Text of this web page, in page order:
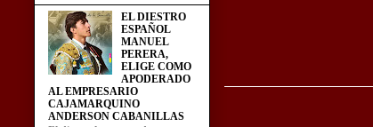
EL DIESTRO
ESPAÑOL
MANUEL
PERERA,
ELIGE COMO
APODERADO
AL EMPRESARIO
CAJAMARQUINO
ANDERSON CABANILLAS